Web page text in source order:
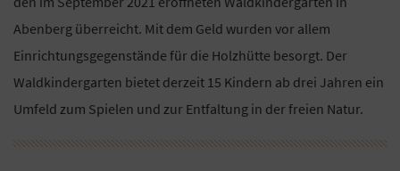
Abenberg überreicht. Mit dem Geld wurden vor allem
Einrichtungsgegenstände für die Holzhütte besorgt. Der
Waldkindergarten bietet derzeit 15 Kindern ab drei Jahren ein
Umfeld zum Spielen und zur Entfaltung in der freien Natur.